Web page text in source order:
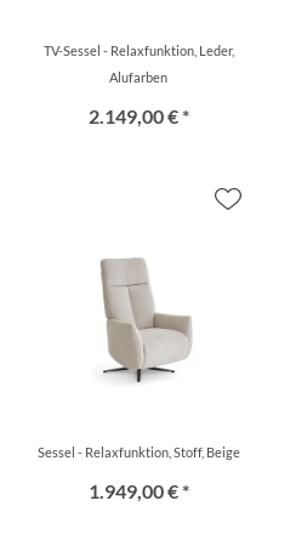
TV-Sessel - Relaxfunktion, Leder,
Alufarben
2.149,00 € *
Sessel - Relaxfunktion, Stoff, Beige
1.949,00 € *